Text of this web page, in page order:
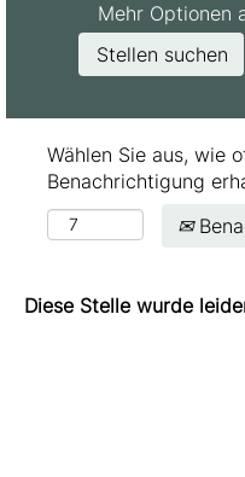
Mehr Optionen
Wählen Sie aus, wie
Benachrichtigung
Diese Stelle wurde